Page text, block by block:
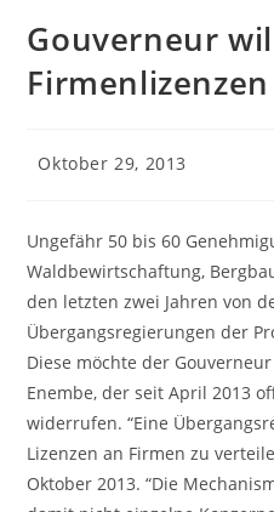
Gouverneur
Beitrag
Oktober 29, 2013
Ungefähr 50 bis 60
Waldbewirtschaftung,
den letzten zwei Jahren von
Übergangsregierungen der
Diese möchte der
Enembe, der seit April 2013
widerrufen. “Eine
Lizenzen an Firmen zu
Oktober 2013. “Die